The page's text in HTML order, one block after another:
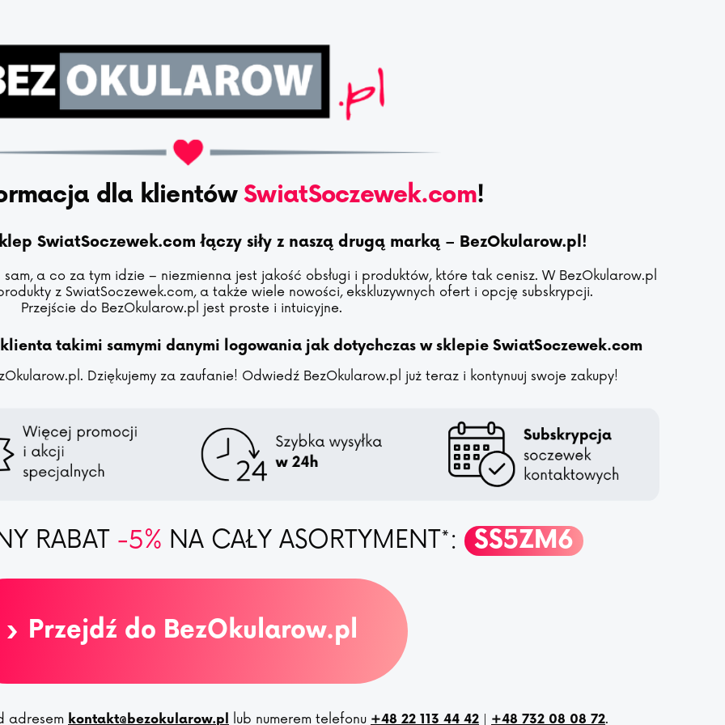
dla klientówSwiatSoczewek.com!
SwiatSoczewek.com łączy siły z naszą drugą marką – BezOkularow.pl!
a co za tym idzie – niezmienna jest jakość obsługi i produktów, które tak cenisz. W BezOkularow.pl
z SwiatSoczewek.com, a także wiele nowości, ekskluzywnych ofert i opcję subskrypcji.
Przejście do BezOkularow.pl jest proste i intuicyjne.
takimi samymi danymi logowania jak dotychczas w sklepie SwiatSoczewek.com
Dziękujemy za zaufanie! Odwiedź BezOkularow.pl już teraz i kontynuuj swoje zakupy!
RABAT -5% NA CAŁY ASORTYMENT*: SS5ZM6
› Przejdź do BezOkularow.pl
adresem kontakt@bezokularow.pl lub numerem telefonu +48 22 113 44 42 | +48 732 08 08 72.